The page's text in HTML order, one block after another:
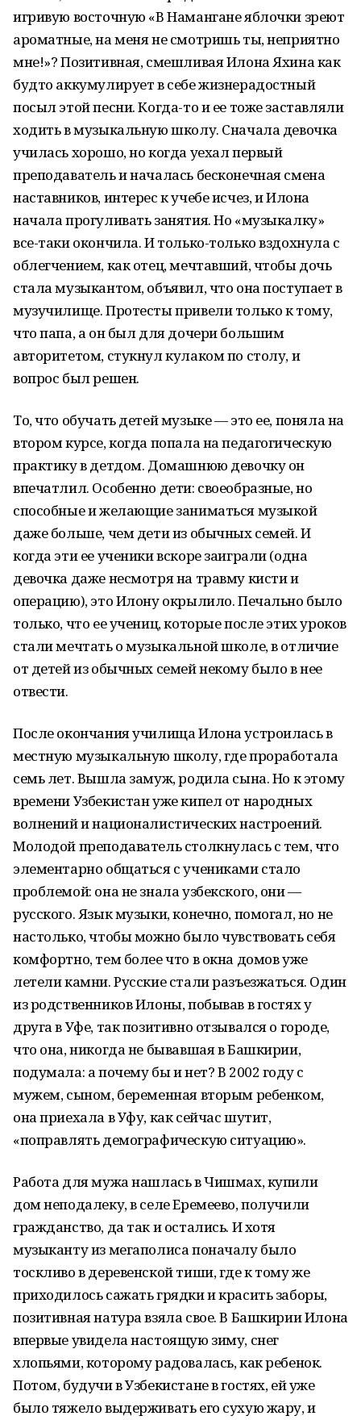
игривую восточную «В Намангане яблочки зреют
ароматные, на меня не смотришь ты, неприятно
мне!»? Позитивная, смешливая Илона Яхина как
будто аккумулирует в себе жизнерадостный
посыл этой песни. Когда-то и ее тоже заставляли
ходить в музыкальную школу. Сначала девочка
училась хорошо, но когда уехал первый
преподаватель и началась бесконечная смена
наставников, интерес к учебе исчез, и Илона
начала прогуливать занятия. Но «музыкалку»
все-таки окончила. И только-только вздохнула с
облегчением, как отец, мечтавший, чтобы дочь
стала музыкантом, объявил, что она поступает в
музучилище. Протесты привели только к тому,
что папа, а он был для дочери большим
авторитетом, стукнул кулаком по столу, и
вопрос был решен.
То, что обучать детей музыке — это ее, поняла на
втором курсе, когда попала на педагогическую
практику в детдом. Домашнюю девочку он
впечатлил. Особенно дети: своеобразные, но
способные и желающие заниматься музыкой
даже больше, чем дети из обычных семей. И
когда эти ее ученики вскоре заиграли (одна
девочка даже несмотря на травму кисти и
операцию), это Илону окрылило. Печально было
только, что ее учениц, которые после этих уроков
стали мечтать о музыкальной школе, в отличие
от детей из обычных семей некому было в нее
отвести.
После окончания училища Илона устроилась в
местную музыкальную школу, где проработала
семь лет. Вышла замуж, родила сына. Но к этому
времени Узбекистан уже кипел от народных
волнений и националистических настроений.
Молодой преподаватель столкнулась с тем, что
элементарно общаться с учениками стало
проблемой: она не знала узбекского, они —
русского. Язык музыки, конечно, помогал, но не
настолько, чтобы можно было чувствовать себя
комфортно, тем более что в окна домов уже
летели камни. Русские стали разъезжаться. Один
из родственников Илоны, побывав в гостях у
друга в Уфе, так позитивно отзывался о городе,
что она, никогда не бывавшая в Башкирии,
подумала: а почему бы и нет? В 2002 году с
мужем, сыном, беременная вторым ребенком,
она приехала в Уфу, как сейчас шутит,
«поправлять демографическую ситуацию».
Работа для мужа нашлась в Чишмах, купили
дом неподалеку, в селе Еремеево, получили
гражданство, да так и остались. И хотя
музыканту из мегаполиса поначалу было
тоскливо в деревенской тиши, где к тому же
приходилось сажать грядки и красить заборы,
позитивная натура взяла свое. В Башкирии Илона
впервые увидела настоящую зиму, снег
хлопьями, которому радовалась, как ребенок.
Потом, будучи в Узбекистане в гостях, ей уже
было тяжело выдерживать его сухую жару, и